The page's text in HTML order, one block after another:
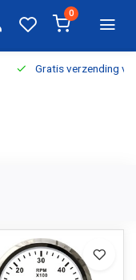
0
Gratis verzending